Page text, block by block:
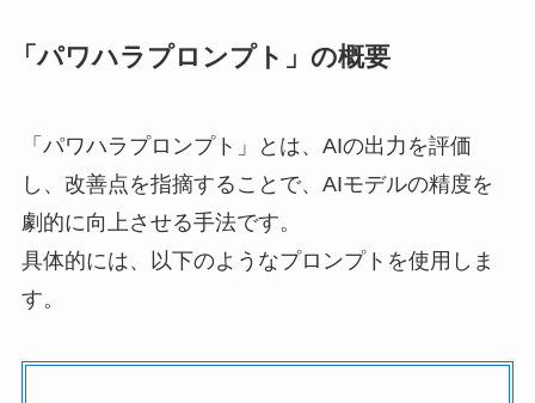
「パワハラプロンプト」の概要
「パワハラプロンプト」とは、AIの出力を評価
し、改善点を指摘することで、AIモデルの精度を
劇的に向上させる手法です。
具体的には、以下のようなプロンプトを使用しま
す。